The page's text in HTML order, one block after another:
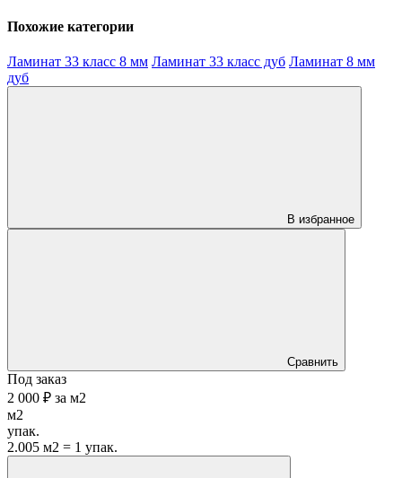
Похожие категории
Ламинат 33 класс 8 мм Ламинат 33 класс дуб Ламинат 8 мм
дуб
В избранное
Сравнить
Под заказ
2 000 ₽ за м2
м2
упак.
2.005 м2 = 1 упак.